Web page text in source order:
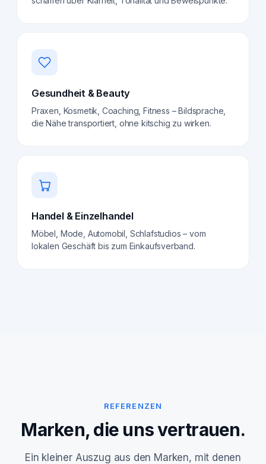
Gesundheit & Beauty
Praxen, Kosmetik, Coaching, Fitness – Bildsprache,
die Nähe transportiert, ohne kitschig zu wirken.
Handel & Einzelhandel
Möbel, Mode, Automobil, Schlafstudios – vom
lokalen Geschäft bis zum Einkaufsverband.
REFERENZEN
Marken, die uns vertrauen.
Ein kleiner Auszug aus den Marken, mit denen